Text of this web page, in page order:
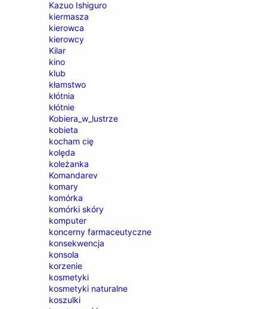
Kazuo Ishiguro
kiermasza
kierowca
kierowcy
Kilar
kino
klub
kłamstwo
kłótnia
kłótnie
Kobiera_w_lustrze
kobieta
kocham cię
kolęda
koleżanka
Komandarev
komary
komórka
komórki skóry
komputer
koncerny farmaceutyczne
konsekwencja
konsola
korzenie
kosmetyki
kosmetyki naturalne
koszulki